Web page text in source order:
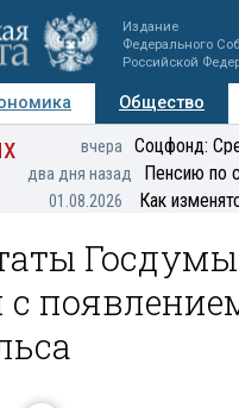
Издание
Федерального
Российской
Общество
Мнения
вчера Соцфонд:
два дня назад Пенсию по
01.08.2026 Как
Госдумы
с